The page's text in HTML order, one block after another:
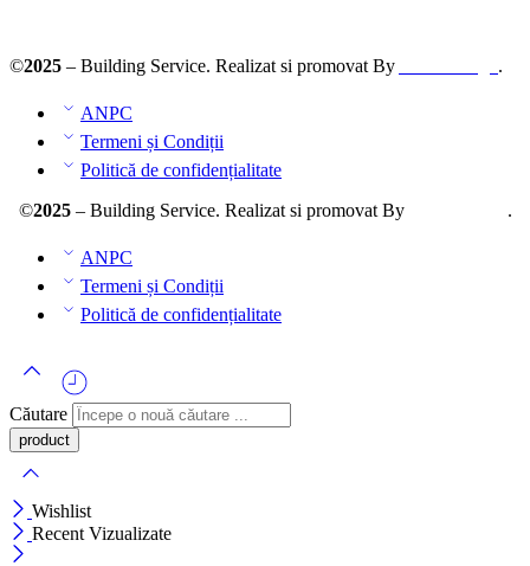
©2025 – Building Service. Realizat si promovat By .
ANPC
Termeni și Condiții
Politică de confidențialitate
©2025– Building Service. Realizat si promovat By .
ANPC
Termeni și Condiții
Politică de confidențialitate
Căutare
Wishlist
Recent Vizualizate